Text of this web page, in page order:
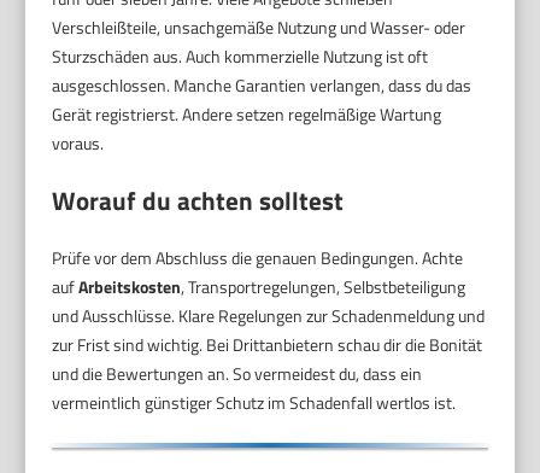
Verschleißteile, unsachgemäße Nutzung und Wasser- oder
Sturzschäden aus. Auch kommerzielle Nutzung ist oft
ausgeschlossen. Manche Garantien verlangen, dass du das
Gerät registrierst. Andere setzen regelmäßige Wartung
voraus.
Worauf du achten solltest
Prüfe vor dem Abschluss die genauen Bedingungen. Achte
aufArbeitskosten, Transportregelungen, Selbstbeteiligung
und Ausschlüsse. Klare Regelungen zur Schadenmeldung und
zur Frist sind wichtig. Bei Drittanbietern schau dir die Bonität
und die Bewertungen an. So vermeidest du, dass ein
vermeintlich günstiger Schutz im Schadenfall wertlos ist.